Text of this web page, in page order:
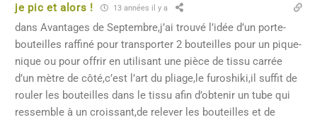
je pic et alors ! 13 années il y a
dans Avantages de Septembre,j’ai trouvé l’idée d’un porte-
bouteilles raffiné pour transporter 2 bouteilles pour un pique-
nique ou pour offrir en utilisant une pièce de tissu carrée
d’un mètre de côté,c’est l’art du pliage,le furoshiki,il suffit de
rouler les bouteilles dans le tissu afin d’obtenir un tube qui
ressemble à un croissant,de relever les bouteilles et de